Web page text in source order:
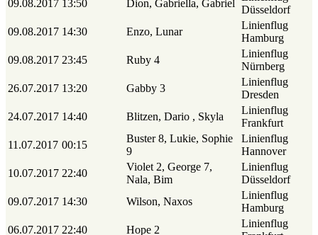
09.08.2017 13:50 Dion, Gabriella, Gabriel
Düsseldorf
09.08.2017 14:30 Enzo, Lunar
Linienflug
Hamburg
09.08.2017 23:45 Ruby 4
Linienflug
Nürnberg
26.07.2017 13:20 Gabby 3
Linienflug
Dresden
24.07.2017 14:40 Blitzen, Dario , Skyla
Linienflug
Frankfurt
11.07.2017 00:15
Buster 8, Lukie, Sophie
9
Linienflug
Hannover
10.07.2017 22:40
Violet 2, George 7,
Nala, Bim
Linienflug
Düsseldorf
09.07.2017 14:30 Wilson, Naxos
Linienflug
Hamburg
06.07.2017 22:40 Hope 2
Linienflug